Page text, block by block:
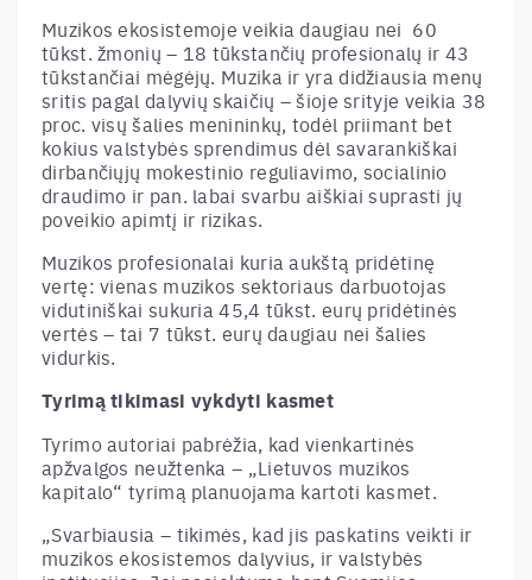
Muzikos ekosistemoje veikia daugiau nei 60
tūkst. žmonių – 18 tūkstančių profesionalų ir 43
tūkstančiai mėgėjų. Muzika ir yra didžiausia menų
sritis pagal dalyvių skaičių – šioje srityje veikia 38
proc. visų šalies menininkų, todėl priimant bet
kokius valstybės sprendimus dėl savarankiškai
dirbančiųjų mokestinio reguliavimo, socialinio
draudimo ir pan. labai svarbu aiškiai suprasti jų
poveikio apimtį ir rizikas.
Muzikos profesionalai kuria aukštą pridėtinę
vertę: vienas muzikos sektoriaus darbuotojas
vidutiniškai sukuria 45,4 tūkst. eurų pridėtinės
vertės – tai 7 tūkst. eurų daugiau nei šalies
vidurkis.
Tyrimą tikimasi vykdyti kasmet
Tyrimo autoriai pabrėžia, kad vienkartinės
apžvalgos neužtenka – „Lietuvos muzikos
kapitalo“ tyrimą planuojama kartoti kasmet.
„Svarbiausia – tikimės, kad jis paskatins veikti ir
muzikos ekosistemos dalyvius, ir valstybės